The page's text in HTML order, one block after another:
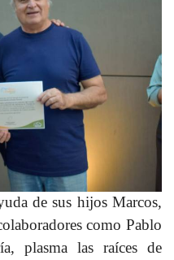
de sus hijos Marcos,
como Pablo
plasma las raíces de